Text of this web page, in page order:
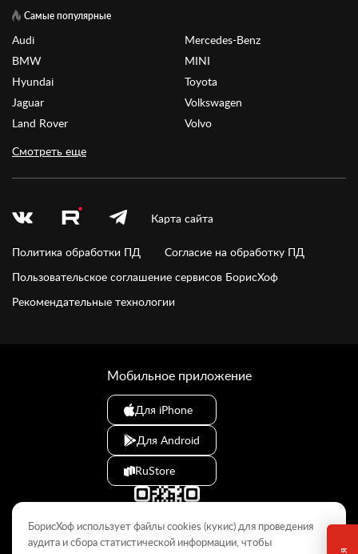
Самые популярные
Audi
BMW
Hyundai
Jaguar
Land Rover
Mercedes-Benz
MINI
Toyota
Volkswagen
Volvo
Смотреть еще
Карта сайта
Политика обработки ПД
Согласие на обработку ПД
Пользовательское соглашение сервисов БорисХоф
Рекомендательные технологии
Мобильное приложение
Для iPhone
Для Android
RuStore
БорисХоф использует файлы cookies (кукиc) для проведения
аудита и сбора статистической информации, чтобы